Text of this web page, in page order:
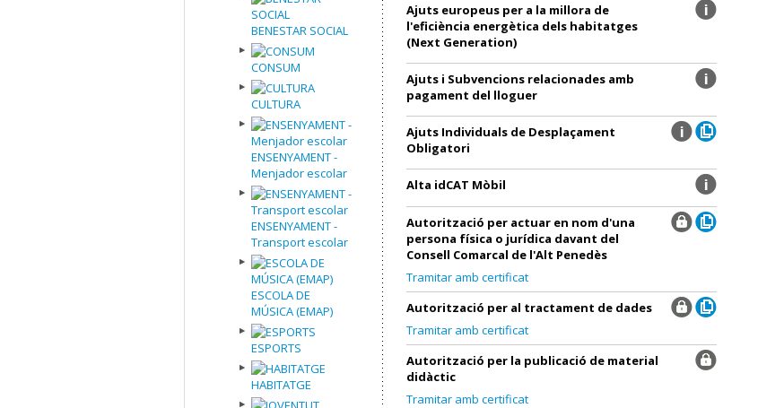
BENESTAR SOCIAL
CONSUM
CULTURA
ENSENYAMENT -
Menjador escolar
ENSENYAMENT -
Transport escolar
ESCOLA DE
MÚSICA (EMAP)
ESPORTS
HABITATGE
Ajuts europeus per a la millora de
l'eficiència energètica dels habitatges
(Next Generation)
Ajuts i Subvencions relacionades amb
pagament del lloguer
Ajuts Individuals de Desplaçament
Obligatori
Alta idCAT Mòbil
Autorització per actuar en nom d'una
persona física o jurídica davant del
Consell Comarcal de l'Alt Penedès
Tramitar amb certificat
Autorització per al tractament de dades
Tramitar amb certificat
Autorització per la publicació de material
didàctic
Tramitar amb certificat